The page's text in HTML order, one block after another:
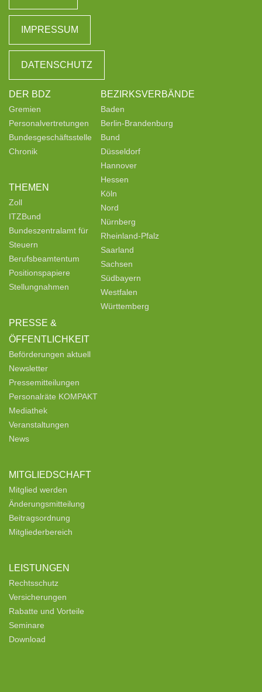
IMPRESSUM
DATENSCHUTZ
DER BDZ
Gremien
Personalvertretungen
Bundesgeschäftsstelle
Chronik
THEMEN
Zoll
ITZBund
Bundeszentralamt für
Steuern
Berufsbeamtentum
Positionspapiere
Stellungnahmen
PRESSE &
ÖFFENTLICHKEIT
Beförderungen aktuell
Newsletter
Pressemitteilungen
Personalräte KOMPAKT
Mediathek
Veranstaltungen
News
MITGLIEDSCHAFT
Mitglied werden
Änderungsmitteilung
Beitragsordnung
Mitgliederbereich
LEISTUNGEN
Rechtsschutz
Versicherungen
Rabatte und Vorteile
Seminare
Download
BEZIRKSVERBÄNDE
Baden
Berlin-Brandenburg
Bund
Düsseldorf
Hannover
Hessen
Köln
Nord
Nürnberg
Rheinland-Pfalz
Saarland
Sachsen
Südbayern
Westfalen
Württemberg